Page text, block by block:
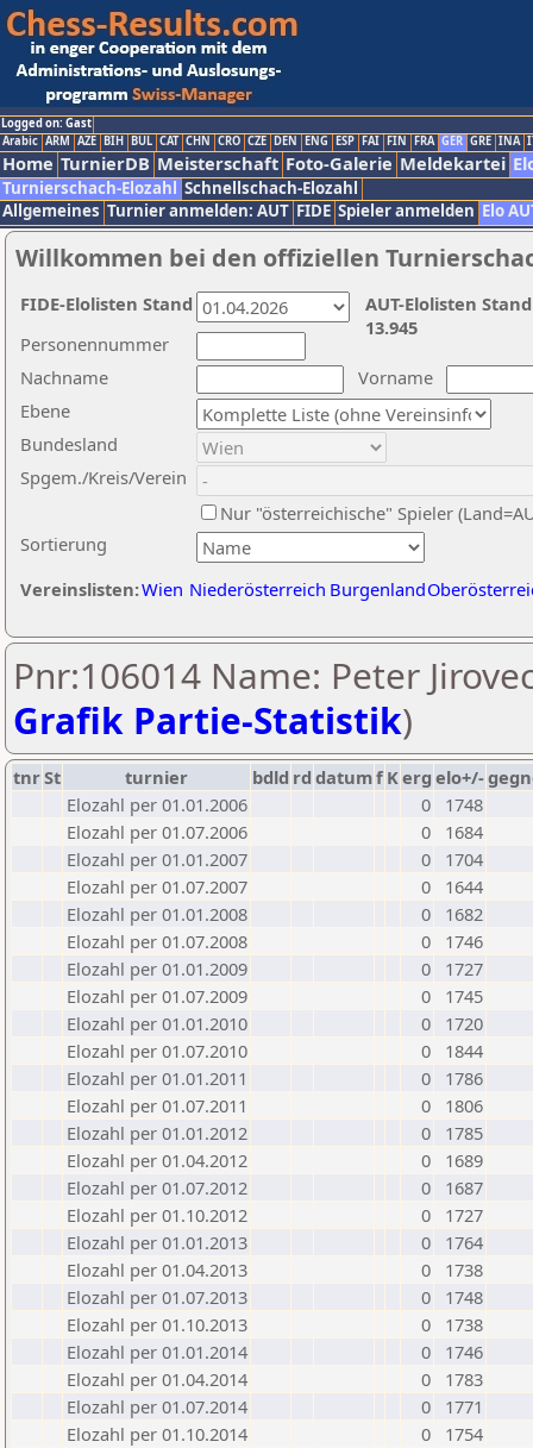
Logged on: Gast
Arabic ARM AZE BIH BUL CAT CHN CRO CZE DEN ENG ESP FAI FIN FRA GER GRE INA
Home TurnierDB Meisterschaft Foto-Galerie Meldekartei
Turnierschach-Elozahl Schnellschach-Elozahl
Allgemeines Turnier anmelden: AUT FIDE Spieler anmelden Elo
Willkommen bei den offiziellen
Nachname
Vorname
Ebene
Sortierung
Personennummer
Bundesland
Spgem./Kreis/Verein
Nur "österreichische" Spieler
Vereinslisten:Wien Niederösterreich Burgenland
AUT-Elolisten
13.945
FIDE-Elolisten Stand
Pnr:106014 Name: Peter
Grafik Partie-Statistik)
tnrSt turnier bdld rd datumf Kerg elo+/-
Elozahl per 01.01.2006
0
1748
Elozahl per 01.07.2006
0
1684
Elozahl per 01.01.2007
0
1704
Elozahl per 01.07.2007
0
1644
Elozahl per 01.01.2008
0
1682
Elozahl per 01.07.2008
0
1746
Elozahl per 01.01.2009
0
1727
Elozahl per 01.07.2009
0
1745
Elozahl per 01.01.2010
0
1720
Elozahl per 01.07.2010
0
1844
Elozahl per 01.01.2011
0
1786
Elozahl per 01.07.2011
0
1806
Elozahl per 01.01.2012
0
1785
Elozahl per 01.04.2012
0
1689
Elozahl per 01.07.2012
0
1687
Elozahl per 01.10.2012
0
1727
Elozahl per 01.01.2013
0
1764
Elozahl per 01.04.2013
0
1738
Elozahl per 01.07.2013
0
1748
Elozahl per 01.10.2013
0
1738
Elozahl per 01.01.2014
0
1746
Elozahl per 01.04.2014
0
1783
Elozahl per 01.07.2014
0
1771
Elozahl per 01.10.2014
0
1754